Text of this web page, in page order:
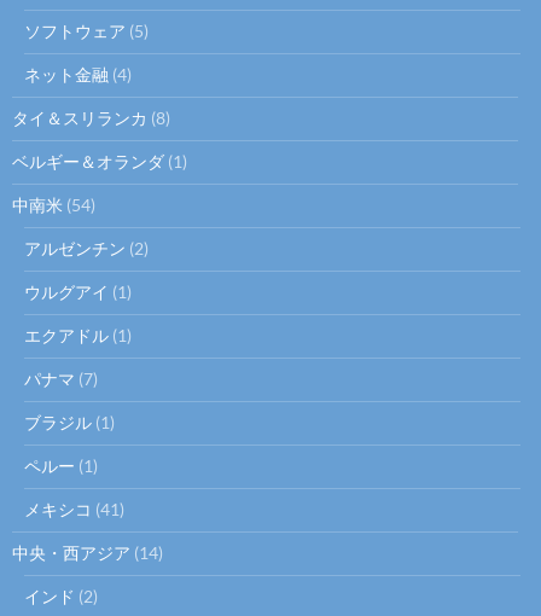
ソフトウェア (5)
ネット金融 (4)
タイ＆スリランカ (8)
ベルギー＆オランダ (1)
中南米 (54)
アルゼンチン (2)
ウルグアイ (1)
エクアドル (1)
パナマ (7)
ブラジル (1)
ペルー (1)
メキシコ (41)
中央・西アジア (14)
インド (2)